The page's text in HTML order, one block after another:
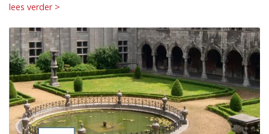
lees verder >